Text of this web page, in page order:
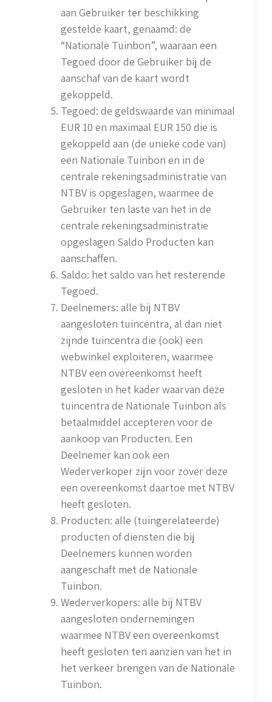
aan Gebruiker ter beschikking
gestelde kaart, genaamd: de
“Nationale Tuinbon”, waaraan een
Tegoed door de Gebruiker bij de
aanschaf van de kaart wordt
gekoppeld.
Tegoed: de geldswaarde van minimaal
EUR 10 en maximaal EUR 150 die is
gekoppeld aan (de unieke code van)
een Nationale Tuinbon en in de
centrale rekeningsadministratie van
NTBV is opgeslagen, waarmee de
Gebruiker ten laste van het in de
centrale rekeningsadministratie
opgeslagen Saldo Producten kan
aanschaffen.
Saldo: het saldo van het resterende
Tegoed.
Deelnemers: alle bij NTBV
aangesloten tuincentra, al dan niet
zijnde tuincentra die (ook) een
webwinkel exploiteren, waarmee
NTBV een overeenkomst heeft
gesloten in het kader waarvan deze
tuincentra de Nationale Tuinbon als
betaalmiddel accepteren voor de
aankoop van Producten. Een
Deelnemer kan ook een
Wederverkoper zijn voor zover deze
een overeenkomst daartoe met NTBV
heeft gesloten.
Producten: alle (tuingerelateerde)
producten of diensten die bij
Deelnemers kunnen worden
aangeschaft met de Nationale
Tuinbon.
Wederverkopers: alle bij NTBV
aangesloten ondernemingen
waarmee NTBV een overeenkomst
heeft gesloten ten aanzien van het in
het verkeer brengen van de Nationale
Tuinbon.